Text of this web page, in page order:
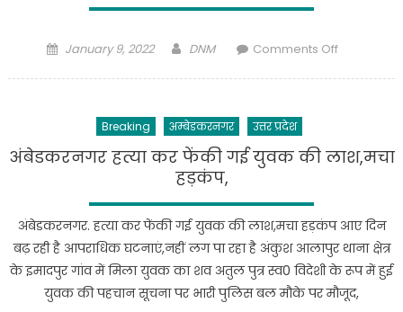
Posted
January 9, 2022 Author
DNM Comments Offon
में
सितम
34
छात्र
छात्राओं
Breaking अम्बेडकरनगर उत्तर प्रदेश
अंबेडकरनगर हत्या कर फेंकी गई युवक की लाश,मचा
हड़कंप,
अंबेडकरनगर. हत्या कर फेंकी गई युवक की लाश,मचा हड़कंप आए दिन
बढ़ रही है आपराधिक घटनाएं,नहीं लग पा रहा है अंकुश आलापुर थाना क्षेत्र
के इमादपुर गांव में मिला युवक का शव अतुल पुत्र स्व0 विदेशी के रूप में हुई
युवक की पहचान सूचना पर भारी पुलिस बल मौके पर मौजूद,